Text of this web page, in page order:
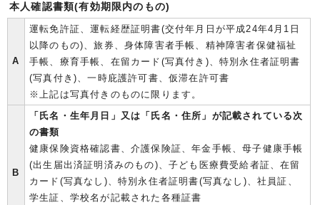
本人確認書類(有効期限内のもの)
A
運転免許証、運転経歴証明書(交付年月日が平成24年4月1日
以降のもの)、旅券、身体障害者手帳、精神障害者保健福祉
手帳、療育手帳、在留カード(写真付き)、特別永住者証明書
(写真付き)、一時庇護許可書、仮滞在許可書
※上記は写真付きのものに限ります。
B
「氏名・生年月日」又は「氏名・住所」が記載されている次
の書類
健康保険資格確認書、介護保険証、年金手帳、母子健康手帳
(出生届出済証明済みのもの)、子ども医療費受給者証、在留
カード(写真なし)、特別永住者証明書(写真なし)、社員証、
学生証、学校名が記載された各種証書